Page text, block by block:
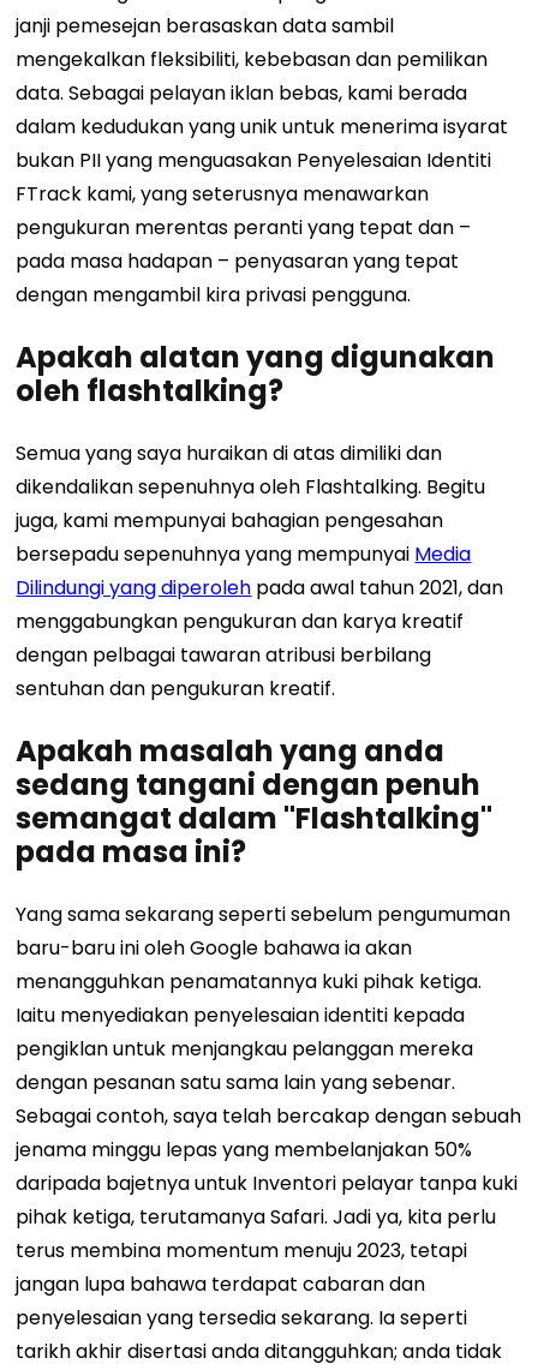
janji pemesejan berasaskan data sambil
mengekalkan fleksibiliti, kebebasan dan pemilikan
data. Sebagai pelayan iklan bebas, kami berada
dalam kedudukan yang unik untuk menerima isyarat
bukan PII yang menguasakan Penyelesaian Identiti
FTrack kami, yang seterusnya menawarkan
pengukuran merentas peranti yang tepat dan –
pada masa hadapan – penyasaran yang tepat
dengan mengambil kira privasi pengguna.
Apakah alatan yang digunakan
oleh flashtalking?
Semua yang saya huraikan di atas dimiliki dan
dikendalikan sepenuhnya oleh Flashtalking. Begitu
juga, kami mempunyai bahagian pengesahan
bersepadu sepenuhnya yang mempunyai Media
Dilindungi yang diperoleh pada awal tahun 2021, dan
menggabungkan pengukuran dan karya kreatif
dengan pelbagai tawaran atribusi berbilang
sentuhan dan pengukuran kreatif.
Apakah masalah yang anda
sedang tangani dengan penuh
semangat dalam "Flashtalking"
pada masa ini?
Yang sama sekarang seperti sebelum pengumuman
baru-baru ini oleh Google bahawa ia akan
menangguhkan penamatannya kuki pihak ketiga.
Iaitu menyediakan penyelesaian identiti kepada
pengiklan untuk menjangkau pelanggan mereka
dengan pesanan satu sama lain yang sebenar.
Sebagai contoh, saya telah bercakap dengan sebuah
jenama minggu lepas yang membelanjakan 50%
daripada bajetnya untuk Inventori pelayar tanpa kuki
pihak ketiga, terutamanya Safari. Jadi ya, kita perlu
terus membina momentum menuju 2023, tetapi
jangan lupa bahawa terdapat cabaran dan
penyelesaian yang tersedia sekarang. Ia seperti
tarikh akhir disertasi anda ditangguhkan; anda tidak